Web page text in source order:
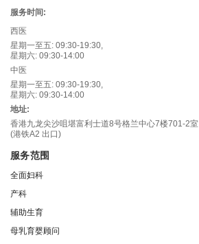
服务时间:
西医
星期一至五: 09:30-19:30,
星期六: 09:30-14:00
中医
星期一至五: 09:30-19:30,
星期六: 09:30-14:00
地址:
香港九龙尖沙咀堪富利士道8号格兰中心7楼701-2室
(港铁A2 出口)
服务范围
全面妇科
产科
辅助生育
母乳育婴顾问